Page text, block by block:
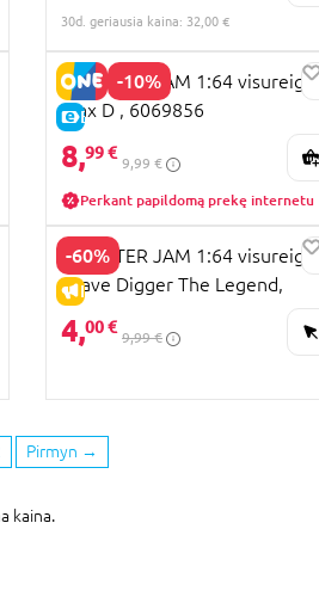
30d. geriausia kaina: 32,00 €
-10%
E-KAINA
MONSTER JAM 1:64 visureigis
Max D , 6069856
8,99 €
9,99 €
Perkant papildomą prekę internetu
-60%
IŠPARDAVIMAS
MONSTER JAM 1:64 visureigis
Grave Digger The Legend,
asort., 6067645
4,00 €
9,99 €
Pirmyn →
kaina.